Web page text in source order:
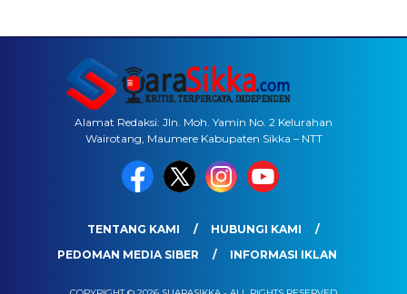
Alamat Redaksi: Jln. Moh. Yamin No. 2 Kelurahan
Wairotang, Maumere Kabupaten Sikka – NTT
TENTANG KAMI
HUBUNGI KAMI
PEDOMAN MEDIA SIBER
INFORMASI IKLAN